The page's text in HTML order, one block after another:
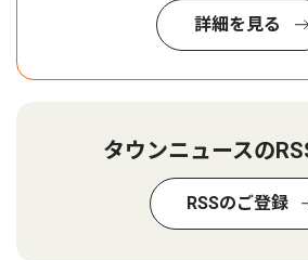
詳細を見る
タウンニュースの
RSSのご登録